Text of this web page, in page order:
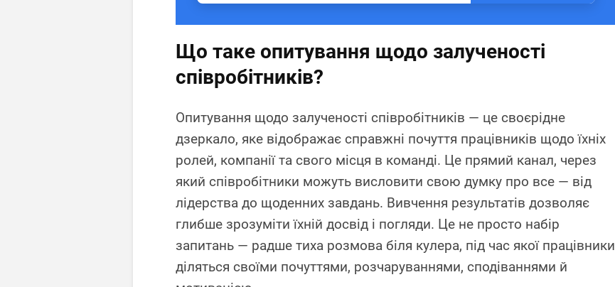
Що таке опитування щодо залученості
співробітників?
Опитування щодо залученості співробітників — це своєрідне
дзеркало, яке відображає справжні почуття працівників щодо їхніх
ролей, компанії та свого місця в команді. Це прямий канал, через
який співробітники можуть висловити свою думку про все — від
лідерства до щоденних завдань. Вивчення результатів дозволяє
глибше зрозуміти їхній досвід і погляди. Це не просто набір
запитань — радше тиха розмова біля кулера, під час якої працівники
діляться своїми почуттями, розчаруваннями, сподіваннями й